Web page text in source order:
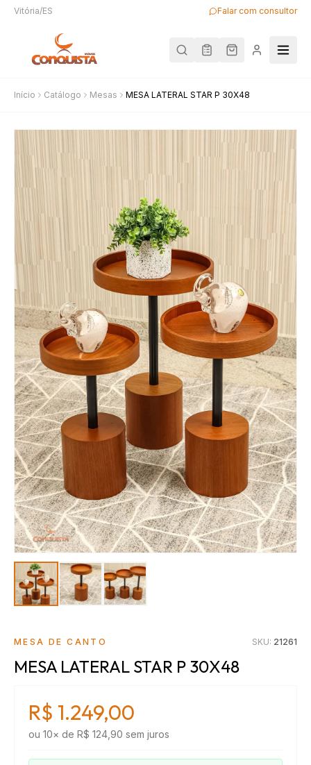
Vitória/ES Falar com consultor
Início Catálogo Mesas MESA LATERAL STAR P 30X48
MESA DE CANTO SKU: 21261
MESA LATERAL STAR P 30X48
R$ 1.249,00
ou 10× de R$ 124,90 sem juros